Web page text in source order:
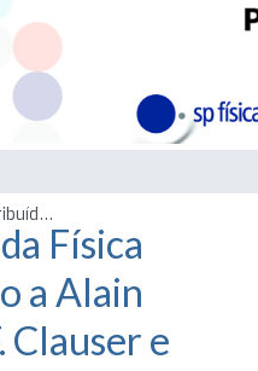
Prémio Nobel da Física 2022, atribuído a Alain Aspect, John F. Clauser e Anton Zeilinger
Física
a Alain
Clauser e